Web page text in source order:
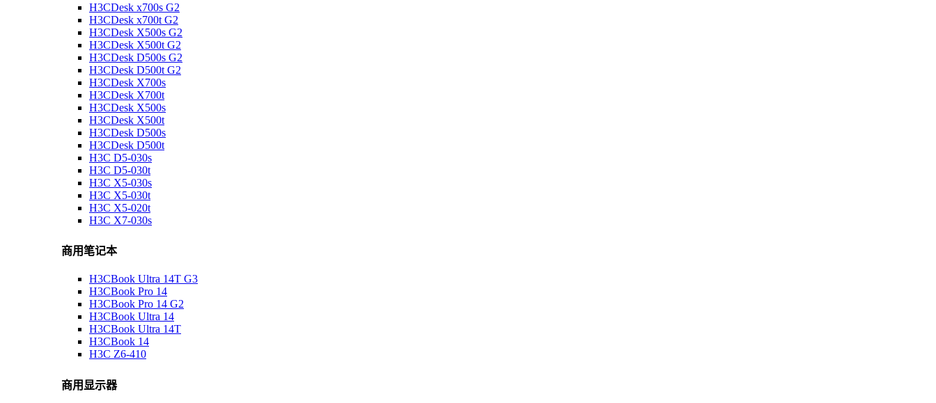
H3CDesk x700s G2
H3CDesk x700t G2
H3CDesk X500s G2
H3CDesk X500t G2
H3CDesk D500s G2
H3CDesk D500t G2
H3CDesk X700s
H3CDesk X700t
H3CDesk X500s
H3CDesk X500t
H3CDesk D500s
H3CDesk D500t
H3C D5-030s
H3C D5-030t
H3C X5-030s
H3C X5-030t
H3C X5-020t
H3C X7-030s
商用笔记本
H3CBook Ultra 14T G3
H3CBook Pro 14
H3CBook Pro 14 G2
H3CBook Ultra 14
H3CBook Ultra 14T
H3CBook 14
H3C Z6-410
商用显示器